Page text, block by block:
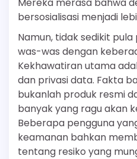
bersosialisasi menjadi
Namun, tidak sedikit
was-was dengan
Kekhawatiran utama
dan privasi data. Fakta
bukanlah produk resmi
banyak yang ragu akan
Beberapa pengguna
keamanan bahkan
tentang resiko yang